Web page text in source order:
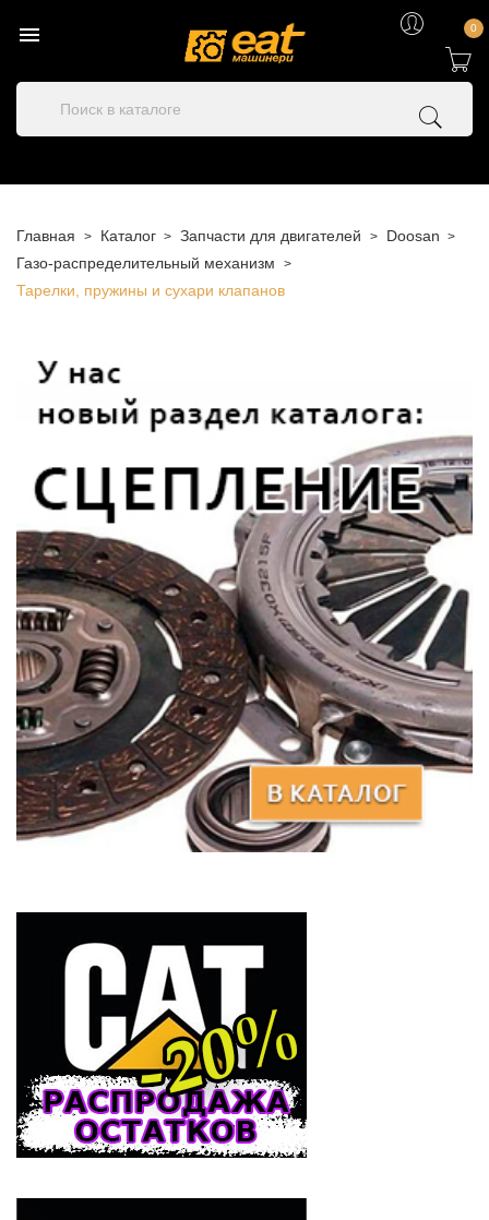
 0
Главная Каталог Запчасти для двигателей
Doosan
Газо-распределительный механизм
Тарелки, пружины и сухари клапанов